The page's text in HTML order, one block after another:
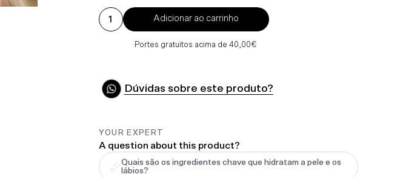
Adicionar ao carrinho
Portes gratuitos acima de 40,00€
Dúvidas sobre este produto?
YOUR EXPERT
A question about this product?
Quais são os ingredientes chave que hidratam a pele e os
lábios?